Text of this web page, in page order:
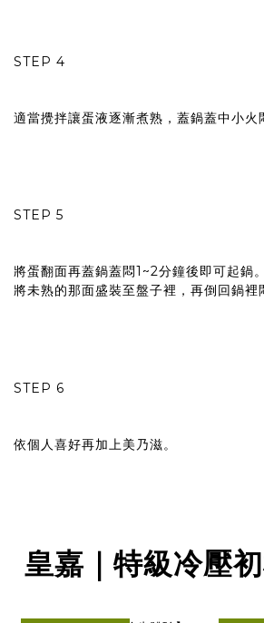
STEP 4
適當攪拌讓蛋液逐漸煮熟，蓋鍋蓋中小火
STEP 5
將蛋翻面再蓋鍋蓋悶1~2分鐘後即可起鍋
將未熟的那面盛裝至盤子裡，再倒回鍋裡
STEP 6
依個人喜好再加上美乃滋。
皇嘉｜特級冷壓